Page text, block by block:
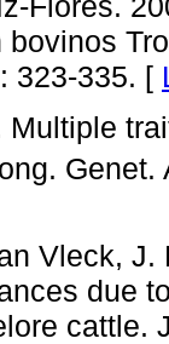
323-335. [
Multiple
Genet.
Vleck,
due
cattle.